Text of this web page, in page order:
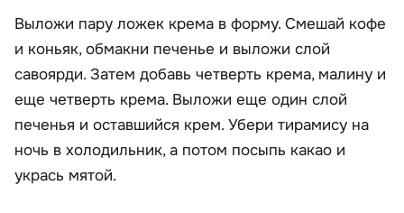
Выложи пару ложек крема в форму. Смешай кофе
и коньяк, обмакни печенье и выложи слой
савоярди. Затем добавь четверть крема, малину и
еще четверть крема. Выложи еще один слой
печенья и оставшийся крем. Убери тирамису на
ночь в холодильник, а потом посыпь какао и
укрась мятой.